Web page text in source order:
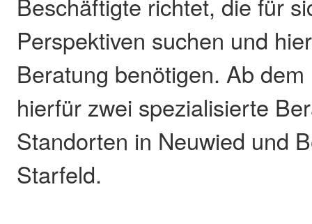
Beschäftigte richtet, die für
Perspektiven suchen und
Beratung benötigen. Ab
hierfür zwei spezialisierte
Standorten in Neuwied und
Starfeld.